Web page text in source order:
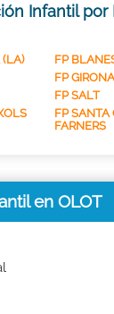
Infantil por
(LA)
FP
FP
FP SALT
FP SANTA
FARNERS
en OLOT